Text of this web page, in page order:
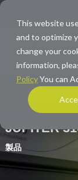
This website
and to optimize
change your
information,
PolicyYou can
JUPITER
製品